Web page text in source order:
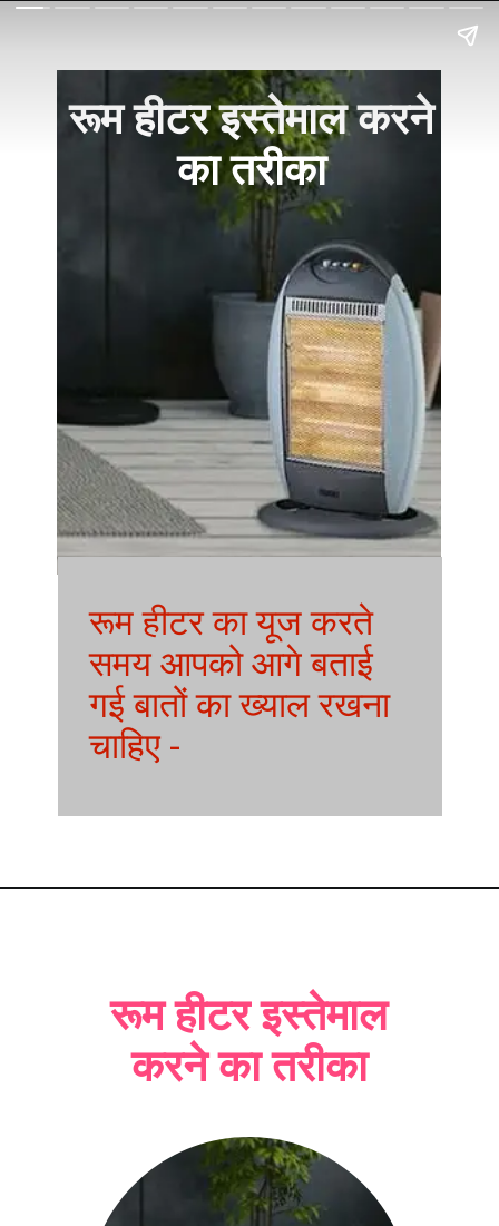
रूम हीटर इस्तेमाल करने
का तरीका
रूम हीटर का यूज करते
समय आपको आगे बताई
गई बातों का ख्याल रखना
चाहिए -
रूम हीटर इस्तेमाल
करने का तरीका